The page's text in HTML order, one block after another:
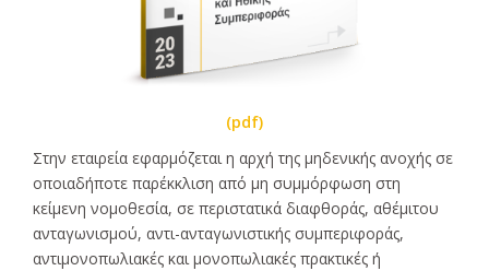
(pdf)
Στην εταιρεία εφαρμόζεται η αρχή της μηδενικής ανοχής σε
οποιαδήποτε παρέκκλιση από μη συμμόρφωση στη
κείμενη νομοθεσία, σε περιστατικά διαφθοράς, αθέμιτου
ανταγωνισμού, αντι-ανταγωνιστικής συμπεριφοράς,
αντιμονοπωλιακές και μονοπωλιακές πρακτικές ή